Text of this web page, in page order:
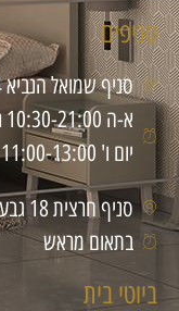
סניפים
סניף שמואל הנביא 84 ירושלים
א-ה 10:30-21:00 רצוף
יום ו' 11:00-13:00
סניף חרצית 18 גבעת זאב
בתאום מראש
ביוטי בית